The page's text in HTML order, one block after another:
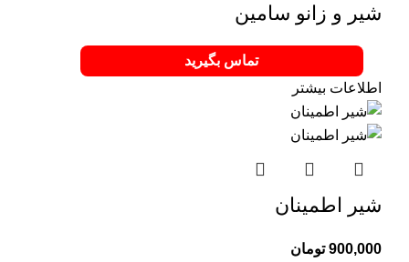
شیر و زانو سامین
تماس بگیرید
اطلاعات بیشتر
شیر اطمینان
900,000 تومان